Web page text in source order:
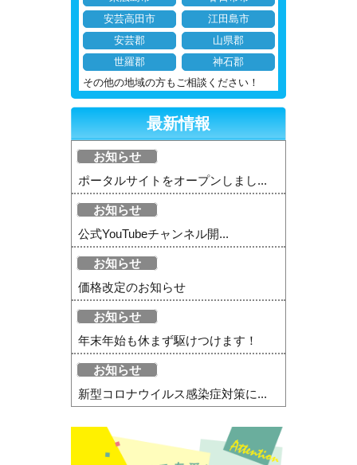
安芸高田市
江田島市
安芸郡
山県郡
世羅郡
神石郡
その他の地域の方もご相談ください！
最新情報
お知らせ
ポータルサイトをオープンしまし...
お知らせ
公式YouTubeチャンネル開...
お知らせ
価格改定のお知らせ
お知らせ
年末年始も休まず駆けつけます！
お知らせ
新型コロナウイルス感染症対策に...